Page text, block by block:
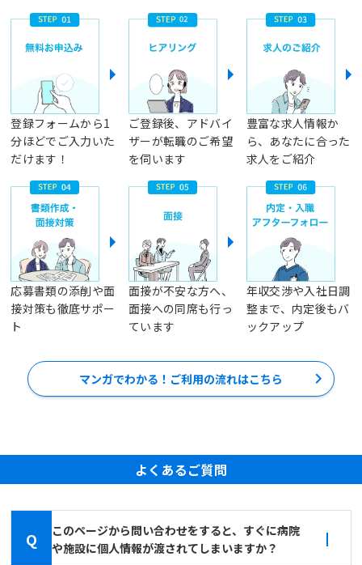
登録フォームから1
分ほどでご入力いた
だけます！
ご登録後、アドバイ
ザーが転職のご希望
を伺います
豊富な求人情報か
ら、あなたに合った
求人をご紹介
応募書類の添削や面
接対策も徹底サポー
ト
面接が不安な方へ、
面接への同席も行っ
ています
年収交渉や入社日調
整まで、内定後もバ
ックアップ
マンガでわかる！ご利用の流れはこちら
よくあるご質問
Q
このページから問い合わせをすると、すぐに病院
や施設に個人情報が渡されてしまいますか？